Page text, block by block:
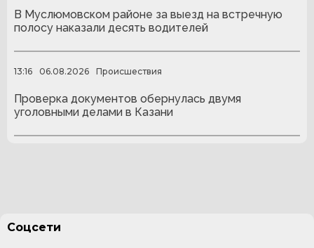
В Муслюмовском районе за выезд на встречную
полосу наказали десять водителей
13:16 06.08.2026 Происшествия
Проверка документов обернулась двумя
уголовными делами в Казани
Соцсети